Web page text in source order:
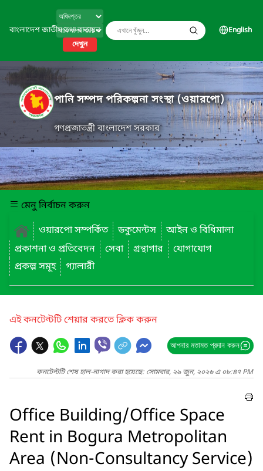
বাংলাদেশ জাতীয় তথ্য বাতায়ন
দেখুন
English
পানি সম্পদ পরিকল্পনা সংস্থা (ওয়ারপো)
গণপ্রজাতন্ত্রী বাংলাদেশ সরকার
মেনু নির্বাচন করুন
ওয়ারপো সম্পর্কিত
ডকুমেন্টস
আইন ও বিধিমালা
প্রকাশনা ও প্রতিবেদন
সেবা গ্রন্থাগার
যোগাযোগ
প্রকল্প সমূহ
গ্যালারী
এই কনটেন্টটি শেয়ার করতে ক্লিক করুন
আপনার মতামত প্রদান করুন
কনটেন্টটি শেষ হাল-নাগাদ করা হয়েছে: সোমবার, ২৯ জুন, ২০২৬ এ ০৮:৪৭ PM
Office Building/Office Space
Rent in Bogura Metropolitan
Area (Non-Consultancy Service)